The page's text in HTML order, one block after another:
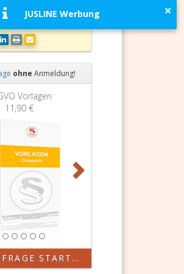
ohne Anmeldung!
11,90 €
JETZT ABFRAGE STARTEN
×
JUSLINE Werbung